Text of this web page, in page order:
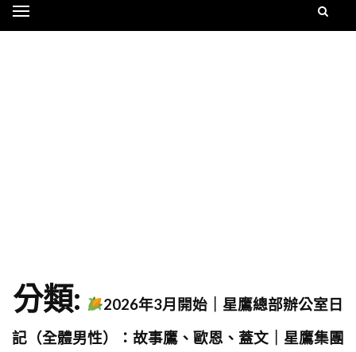
分類:
2026年3月開始｜星鷹總部辦公室日
記（全體男性）：故事鷹、歐恩、蓋文｜星鷹集團